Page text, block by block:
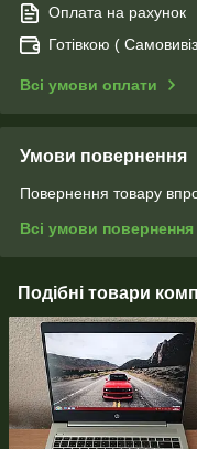
Оплата на рахунок
Готівкою (
Всі умови оплати
Умови повернення
Повернення товару
Всі умови повернення
Подібні товари